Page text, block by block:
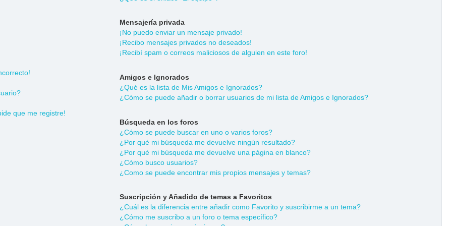
que me registre!
Mensajería privada
¡No puedo enviar un mensaje privado!
¡Recibo mensajes privados no deseados!
¡Recibí spam o correos maliciosos de alguien en este foro!
Amigos e Ignorados
¿Qué es la lista de Mis Amigos e Ignorados?
¿Cómo se puede añadir o borrar usuarios de mi lista de Amigos e Ignorados?
Búsqueda en los foros
¿Cómo se puede buscar en uno o varios foros?
¿Por qué mi búsqueda me devuelve ningún resultado?
¿Por qué mi búsqueda me devuelve una página en blanco?
¿Cómo busco usuarios?
¿Como se puede encontrar mis propios mensajes y temas?
Suscripción y Añadido de temas a Favoritos
¿Cuál es la diferencia entre añadir como Favorito y suscribirme a un tema?
¿Cómo me suscribo a un foro o tema específico?